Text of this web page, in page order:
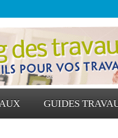
GUIDES